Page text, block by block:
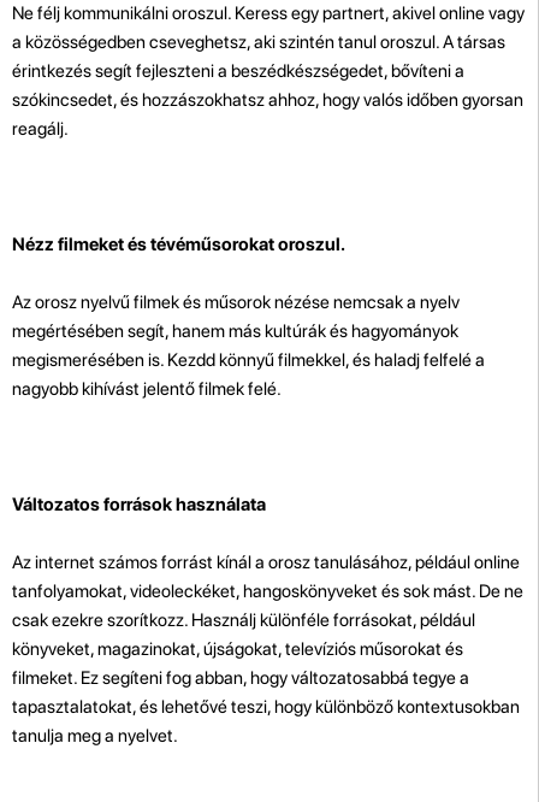
Ne félj kommunikálni oroszul. Keress egy partnert, akivel online vagy
a közösségedben cseveghetsz, aki szintén tanul oroszul. A társas
érintkezés segít fejleszteni a beszédkészségedet, bővíteni a
szókincsedet, és hozzászokhatsz ahhoz, hogy valós időben gyorsan
reagálj.
Nézz filmeket és tévéműsorokat oroszul.
Az orosz nyelvű filmek és műsorok nézése nemcsak a nyelv
megértésében segít, hanem más kultúrák és hagyományok
megismerésében is. Kezdd könnyű filmekkel, és haladj felfelé a
nagyobb kihívást jelentő filmek felé.
Változatos források használata
Az internet számos forrást kínál a orosz tanulásához, például online
tanfolyamokat, videoleckéket, hangoskönyveket és sok mást. De ne
csak ezekre szorítkozz. Használj különféle forrásokat, például
könyveket, magazinokat, újságokat, televíziós műsorokat és
filmeket. Ez segíteni fog abban, hogy változatosabbá tegye a
tapasztalatokat, és lehetővé teszi, hogy különböző kontextusokban
tanulja meg a nyelvet.